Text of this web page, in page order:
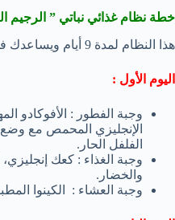
خطة نظام غذائي نباتي ” الرجيم
هذا النظام لمدة 9 أيام ويساعدك في إنقاص حوالي 5 بوند :
اليوم الأول :
وجبة الفطور : الأفوكادو
الإنجليزي المحمص مع
الفلفل الحار.
وجبة الغذاء : كعك إنجليزي،
والخضار.
وجبة العشاء : الكينوا